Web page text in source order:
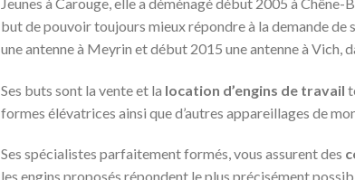
but de pouvoir toujours mieux répondre à la demande de
une antenne à Meyrin et début 2015 une antenne à Vich,
Ses buts sont la vente et la location d’engins de travail
formes élévatrices ainsi que d’autres appareillages de
Ses spécialistes parfaitement formés, vous assurent des
les engins proposés répondent le plus précisément